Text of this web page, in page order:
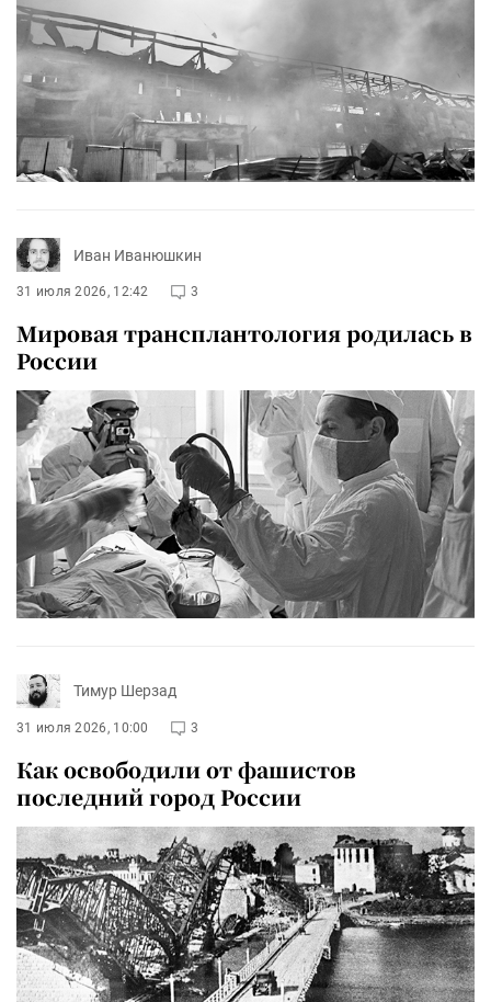
Иван Иванюшкин
31 июля 2026, 12:42 3
Мировая трансплантология родилась в
России
Тимур Шерзад
31 июля 2026, 10:00 3
Как освободили от фашистов
последний город России